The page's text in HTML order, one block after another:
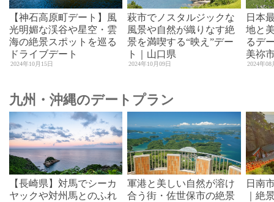
【神石高原町デート】風
光明媚な渓谷や星空・雲
海の絶景スポットを巡る
ドライブデート
2024年10月15日
萩市でノスタルジックな
風景や自然が織りなす絶
景を満喫する“映え”デー
ト｜山口県
2024年10月09日
日本
地と
るデ
美祢
2024年08
九州・沖縄のデートプラン
【長崎県】対馬でシーカ
ヤックや対州馬とのふれ
軍港と美しい自然が溶け
合う街・佐世保市の絶景
日南
｜絶